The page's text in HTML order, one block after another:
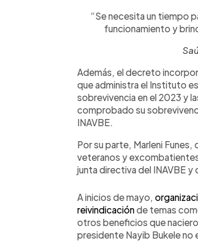
“Se necesita un tiempo
funcionamiento y
Además, el decreto
que administra el Instituto
sobrevivencia en el 2023 y
comprobado su
INAVBE.
Por su parte, Marleni
veteranos y
junta directiva del INAVBE y
A inicios de mayo,
reivindicaciónde temas
otros beneficios que
presidente Nayib Bukele